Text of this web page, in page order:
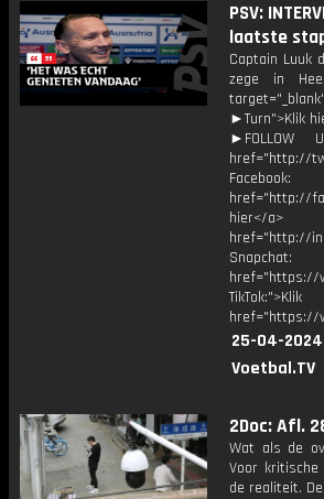
PSV:
laatste
Captain Luuk
zege in
►Turn">Klik
►FOLLOW
href="http://
hier</
href="http://
href="https://
href="https://
25-04-2024
Voetbal.TV
2Doc: Afl.
Wat als de
Voor
de realiteit.